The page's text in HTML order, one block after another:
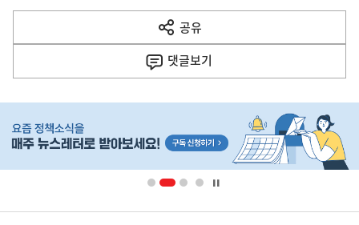
다
음
공유
열
기
댓글보기
단
영